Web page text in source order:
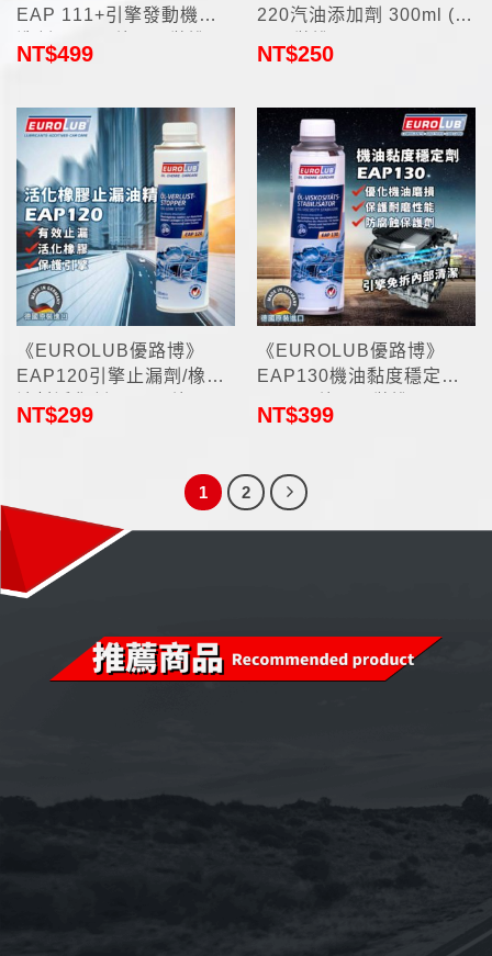
EAP 111+引擎發動機沖
洗劑300ml(德國原裝進口)
NT$499
220汽油添加劑 300ml (德
國原裝進口)
NT$250
《EUROLUB優路博》
EAP120引擎止漏劑/橡膠
油封活化劑300ml(德國原
裝進口)
NT$299
《EUROLUB優路博》
EAP130機油黏度穩定劑
300ml(德國原裝進口)
NT$399
1 2